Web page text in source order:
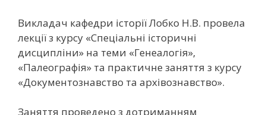
Викладач кафедри історії Лобко Н.В. провела
лекції з курсу «Спеціальні історичні
дисципліни» на теми «Генеалогія»,
«Палеографія» та практичне заняття з курсу
«Документознавство та архівознавство».
Заняття проведено з дотриманням